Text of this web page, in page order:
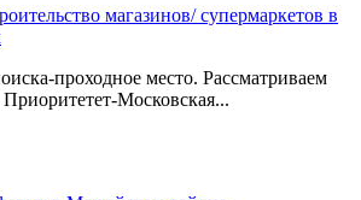
магазинов/ супермаркетов в
проходное место. Рассматриваем
Московская...